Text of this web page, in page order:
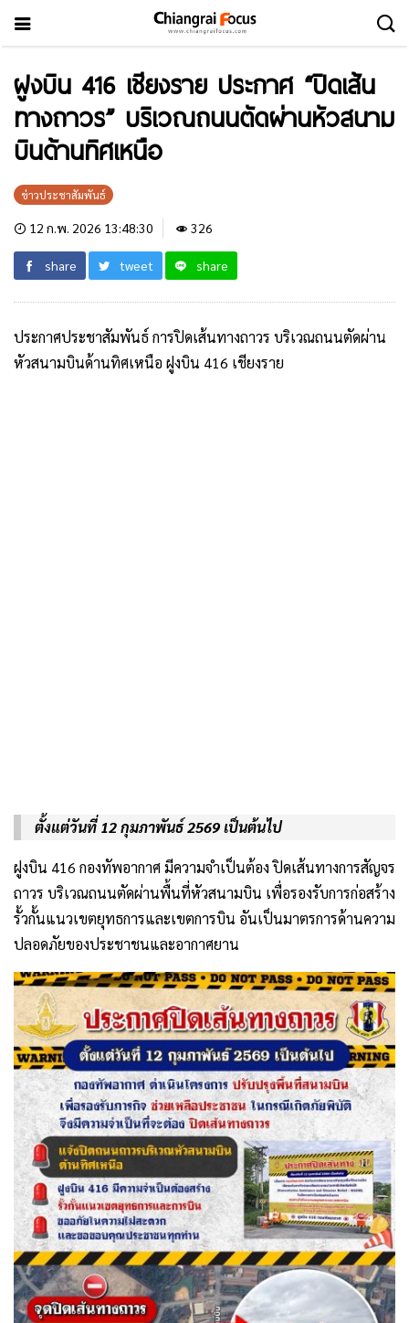
ฝูงบิน 416 เชียงราย ประกาศ “ปิดเส้น
ทางถาวร” บริเวณถนนตัดผ่านหัวสนาม
บินด้านทิศเหนือ
ข่าวประชาสัมพันธ์
12 ก.พ. 2026 13:48:30 326
share tweet share
ประกาศประชาสัมพันธ์ การปิดเส้นทางถาวร บริเวณถนนตัดผ่าน
หัวสนามบินด้านทิศเหนือ ฝูงบิน 416 เชียงราย
ตั้งแต่วันที่ 12 กุมภาพันธ์ 2569 เป็นต้นไป
ฝูงบิน 416 กองทัพอากาศ มีความจำเป็นต้อง ปิดเส้นทางการสัญจร
ถาวร บริเวณถนนตัดผ่านพื้นที่หัวสนามบิน เพื่อรองรับการก่อสร้าง
รั้วกั้นแนวเขตยุทธการและเขตการบิน อันเป็นมาตรการด้านความ
ปลอดภัยของประชาชนและอากาศยาน